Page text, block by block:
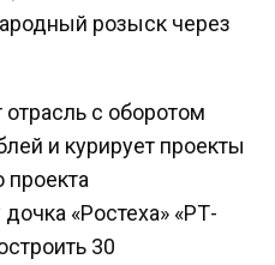
розыск через
с оборотом
и курирует проекты
проекта
«Ростеха» «РТ-
30